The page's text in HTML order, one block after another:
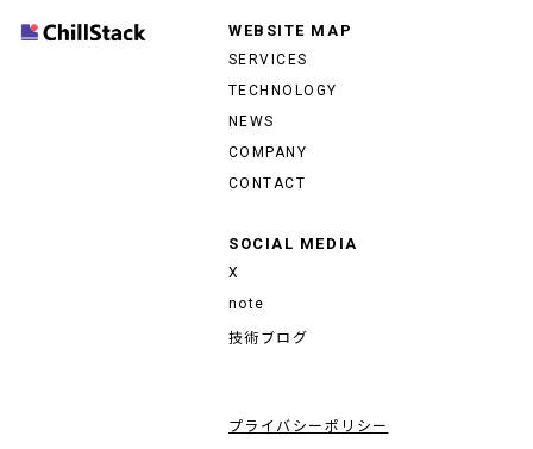
WEBSITE MAP
SERVICES
TECHNOLOGY
NEWS
COMPANY
CONTACT
SOCIAL MEDIA
X
note
技術ブログ
プライバシーポリシー